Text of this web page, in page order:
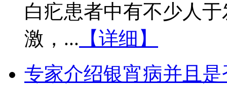
白疕患者中有不少人
激，... 【详细】
专家介绍银宵病并且